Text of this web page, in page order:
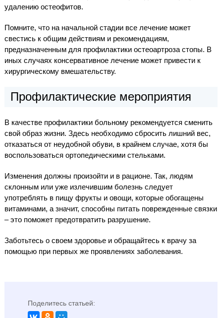
удалению остеофитов.
Помните, что на начальной стадии все лечение может
свестись к общим действиям и рекомендациям,
предназначенным для профилактики остеоартроза стопы. В
иных случаях консервативное лечение может привести к
хирургическому вмешательству.
Профилактические мероприятия
В качестве профилактики больному рекомендуется сменить
свой образ жизни. Здесь необходимо сбросить лишний вес,
отказаться от неудобной обуви, в крайнем случае, хотя бы
воспользоваться ортопедическими стельками.
Изменения должны произойти и в рационе. Так, людям
склонным или уже излечившим болезнь следует
употреблять в пищу фрукты и овощи, которые обогащены
витаминами, а значит, способны питать поврежденные связки
– это поможет предотвратить разрушение.
Заботьтесь о своем здоровье и обращайтесь к врачу за
помощью при первых же проявлениях заболевания.
Поделитесь статьей: